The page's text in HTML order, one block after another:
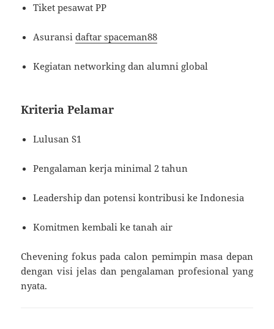
Tiket pesawat PP
Asuransidaftar spaceman88
Kegiatan networking dan alumni global
Kriteria Pelamar
Lulusan S1
Pengalaman kerja minimal 2 tahun
Leadership dan potensi kontribusi ke Indonesia
Komitmen kembali ke tanah air
Chevening fokus pada calon pemimpin masa depan
dengan visi jelas dan pengalaman profesional yang
nyata.